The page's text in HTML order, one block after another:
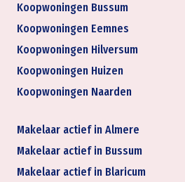
Koopwoningen Bussum
Koopwoningen Eemnes
Koopwoningen Hilversum
Koopwoningen Huizen
Koopwoningen Naarden
Makelaar actief in Almere
Makelaar actief in Bussum
Makelaar actief in Blaricum